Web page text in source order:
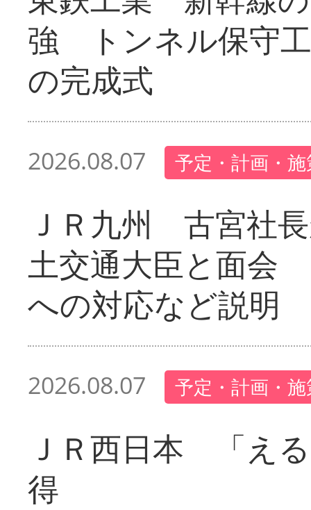
強 トンネル保守
の完成式
2026.08.07 予定・計画・
ＪＲ九州 古宮社
土交通大臣と面会
への対応など説明
2026.08.07 予定・計画・
ＪＲ西日本 「え
得